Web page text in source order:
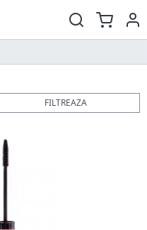
FILTREAZA